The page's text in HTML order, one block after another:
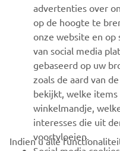
MEER YAMAHA
SUPPORT
NIEUWSBRIEF
Wees de eerste die meer te
speciale evenementen,
advertenties over
op de hoogte te
onze website en op
van social media
gebaseerd op uw
zoals de aard van
bekijkt, welke
winkelmandje,
interesses die uit
voortvloeien.
Indien u alle